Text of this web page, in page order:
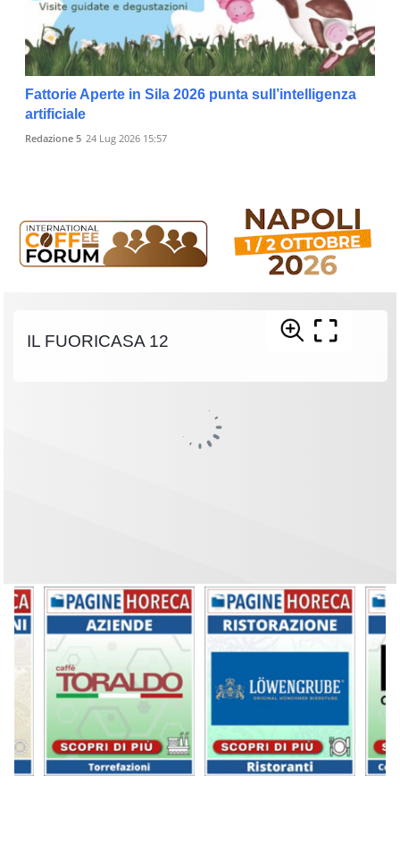
Fattorie Aperte in Sila 2026 punta sull’intelligenza
artificiale
Redazione 5 24 Lug 2026 15:57